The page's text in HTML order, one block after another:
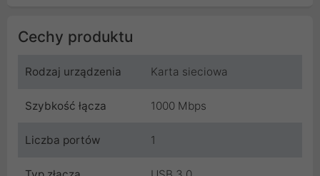
Cechy produktu
Rodzaj urządzenia Karta sieciowa
Szybkość łącza 1000 Mbps
Liczba portów 1